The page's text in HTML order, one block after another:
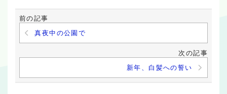
前の記事
真夜中の公園で
次の記事
新年、白髪への誓い